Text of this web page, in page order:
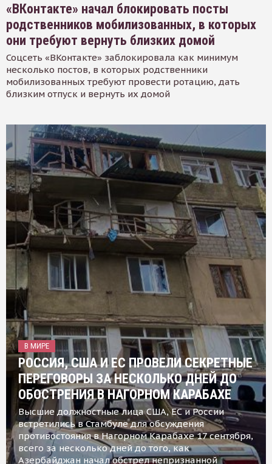
«ВКонтакте» начал блокировать посты
родственников мобилизованных, в которых
они требуют вернуть близких домой
Соцсеть «ВКонтакте» заблокировала как минимум
несколько постов, в которых родственники
мобилизованных требуют провести ротацию, дать
близким отпуск и вернуть их домой
В МИРЕ
РОССИЯ, США И ЕС ПРОВЕЛИ СЕКРЕТНЫЕ
ПЕРЕГОВОРЫ ЗА НЕСКОЛЬКО ДНЕЙ ДО
ОБОСТРЕНИЯ В НАГОРНОМ КАРАБАХЕ
Высшие должностные лица США, ЕС и России
встретились в Стамбуле для обсуждения
противостояния в Нагорном Карабахе 17 сентября,
всего за несколько дней до того, как
Азербайджан начал обстрел непризнанной